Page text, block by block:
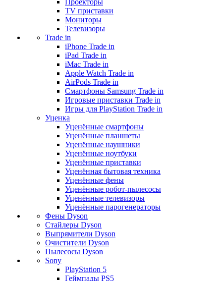
Проекторы
TV приставки
Мониторы
Телевизоры
Trade in
iPhone Trade in
iPad Trade in
iMac Trade in
Apple Watch Trade in
AirPods Trade in
Смартфоны Samsung Trade in
Игровые приставки Trade in
Игры для PlayStation Trade in
Уценка
Уценённые смартфоны
Уценённые планшеты
Уценённые наушники
Уценённые ноутбуки
Уценённые приставки
Уценённая бытовая техника
Уценённые фены
Уценённые робот-пылесосы
Уценённые телевизоры
Уценённые парогенераторы
Фены Dyson
Стайлеры Dyson
Выпрямители Dyson
Очистители Dyson
Пылесосы Dyson
Sony
PlayStation 5
Геймпады PS5